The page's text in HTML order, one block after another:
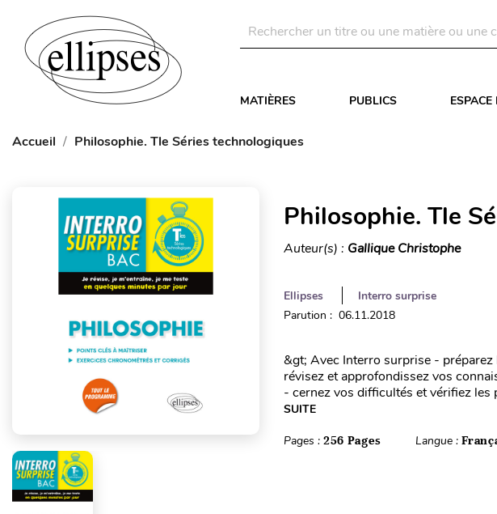
MATIÈRES PUBLICS
Accueil Philosophie. Tle Séries technologiques
Philosophie. Tle
Auteur(s) : Gallique Christophe
Ellipses
Interro surprise
Parution : 06.11.2018
&gt; Avec Interro surprise - préparez
révisez et approfondissez vos
- cernez vos difficultés et vérifiez
SUITE
Pages : 256 Pages Langue :